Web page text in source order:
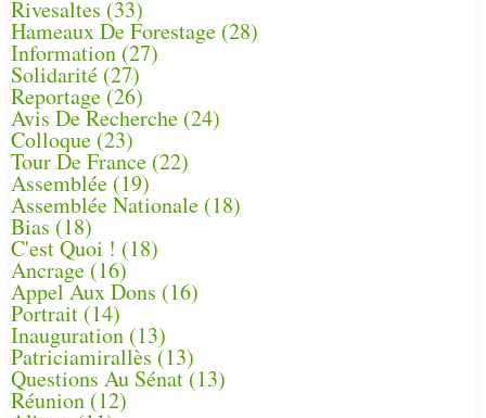
Rivesaltes (33)
Hameaux De Forestage (28)
Information (27)
Solidarité (27)
Reportage (26)
Avis De Recherche (24)
Colloque (23)
Tour De France (22)
Assemblée (19)
Assemblée Nationale (18)
Bias (18)
C'est Quoi ! (18)
Ancrage (16)
Appel Aux Dons (16)
Portrait (14)
Inauguration (13)
Patriciamirallès (13)
Questions Au Sénat(13)
Réunion (12)